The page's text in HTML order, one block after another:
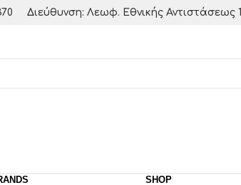
Διεύθυνση: Λεωφ. Εθνικής Αντιστάσεως
SHOP